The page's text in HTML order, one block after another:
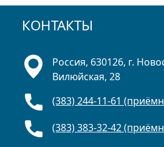
КОНТАКТЫ
Россия, 630126, г.
Вилюйская, 28
(383) 244-11-61
(383) 383-32-42